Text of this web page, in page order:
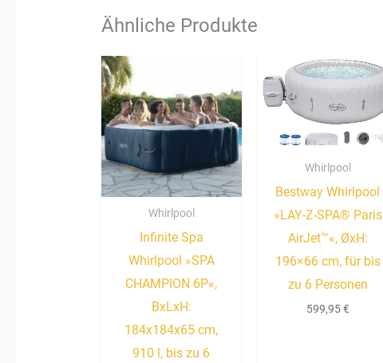
Ähnliche Produkte
Whirlpool
Infinite Spa
Whirlpool »SPA
CHAMPION 6P«,
BxLxH:
184x184x65 cm,
910 l, bis zu 6
Whirlpool
Bestway Whirlpool
»LAY-Z-SPA® Paris
AirJet™«, ØxH:
196×66 cm, für bis
zu 6 Personen
599,95€